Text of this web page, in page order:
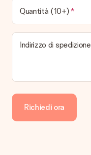
Quantità (10+)
Indirizzo di spedizione
Richiedi ora